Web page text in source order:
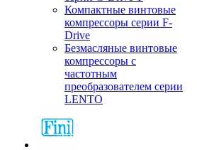
Компактные винтовые
компрессоры серии F-
Drive
Безмасляные винтовые
компрессоры с
частотным
преобразователем серии
LENTO